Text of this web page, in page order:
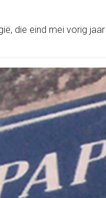
die eind mei vorig